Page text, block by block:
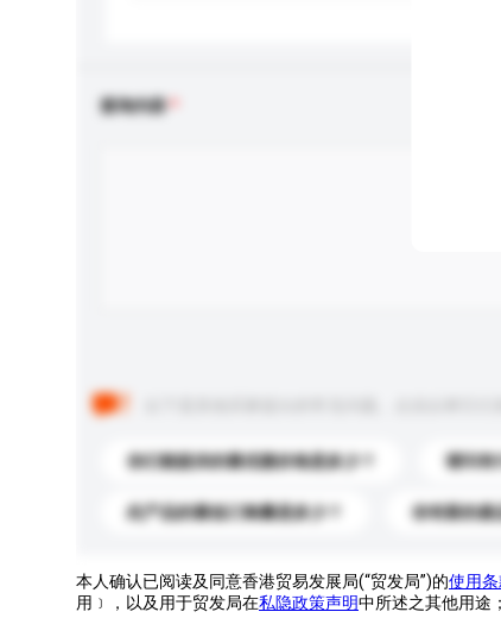
查询内容
你们能提供的最优惠价格是多少？ 请问有
此产品的最低订购量是多少？ 你有新的產
本人确认已阅读及同意香港贸易发展局(“贸发局”)的使用条
用﹞，以及用于贸发局在私隐政策声明中所述之其他用途